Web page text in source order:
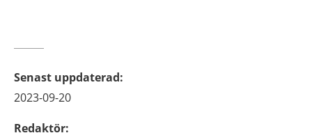
Senast uppdaterad:
2023-09-20
Redaktör: